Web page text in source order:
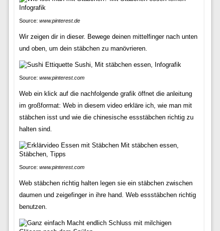
Source: www.pinterest.de
Wir zeigen dir in dieser. Bewege deinen mittelfinger nach unten
und oben, um dein stäbchen zu manövrieren.
Source: www.pinterest.com
Web ein klick auf die nachfolgende grafik öffnet die anleitung
im großformat: Web in diesem video erkläre ich, wie man mit
stäbchen isst und wie die chinesische essstäbchen richtig zu
halten sind.
Source: www.pinterest.com
Web stäbchen richtig halten legen sie ein stäbchen zwischen
daumen und zeigefinger in ihre hand. Web essstäbchen richtig
benutzen.